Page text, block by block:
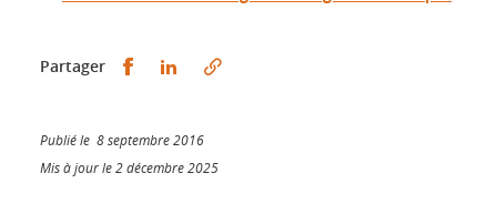
Partager Partager sur Facebook
Partager sur LinkedIn
Publié le 8 septembre 2016
Mis à jour le 2 décembre 2025